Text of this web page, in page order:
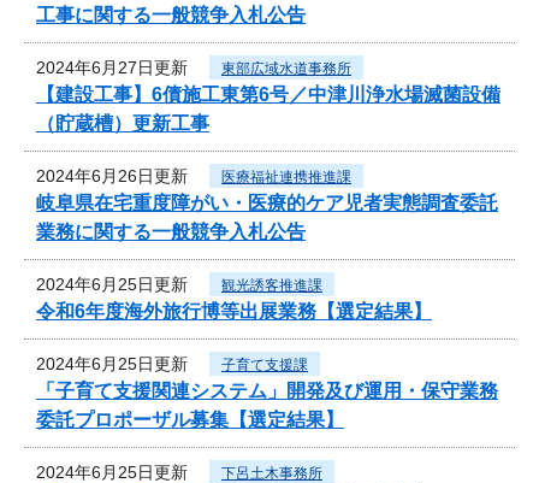
工事に関する一般競争入札公告
2024年6月27日更新 東部広域水道事務所
【建設工事】6債施工東第6号／中津川浄水場滅菌設備
（貯蔵槽）更新工事
2024年6月26日更新 医療福祉連携推進課
岐阜県在宅重度障がい・医療的ケア児者実態調査委託
業務に関する一般競争入札公告
2024年6月25日更新 観光誘客推進課
令和6年度海外旅行博等出展業務【選定結果】
2024年6月25日更新 子育て支援課
「子育て支援関連システム」開発及び運用・保守業務
委託プロポーザル募集【選定結果】
2024年6月25日更新 下呂土木事務所